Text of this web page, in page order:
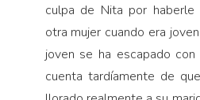
culpa de Nita por
otra mujer cuando era
joven se ha escapado
cuenta tardíamente de